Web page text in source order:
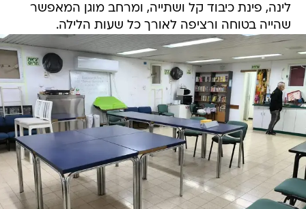
לינה, פינת כיבוד קל ושתייה, ומרחב מוגן המאפשר
שהייה בטוחה ורציפה לאורך כל שעות הלילה.